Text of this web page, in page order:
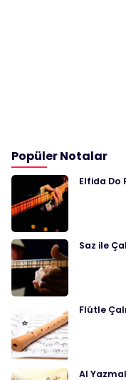
Popüler Notalar
Elfida Do
Saz ile
Flütle
Al